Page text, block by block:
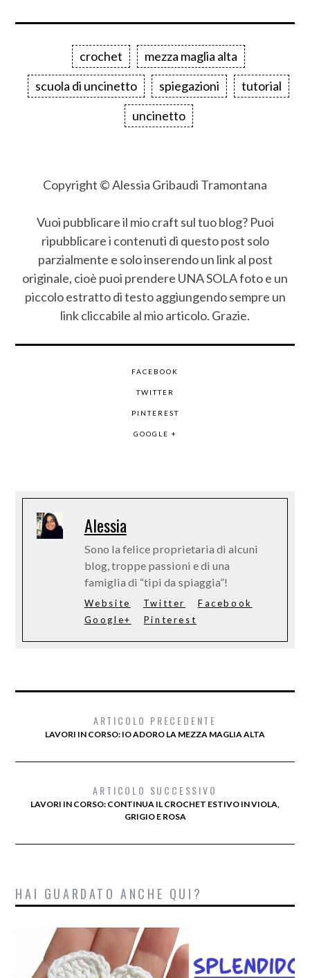
crochet
mezza maglia alta
scuola di uncinetto
spiegazioni
tutorial
uncinetto
Copyright © Alessia Gribaudi Tramontana
Vuoi pubblicare il mio craft sul tuo blog? Puoi
ripubblicare i contenuti di questo post solo
parzialmente e solo inserendo un link al post
originale, cioè puoi prendere UNA SOLA foto e un
piccolo estratto di testo aggiungendo sempre un
link cliccabile al mio articolo. Grazie.
FACEBOOK
TWITTER
PINTEREST
GOOGLE +
Alessia
Sono la felice proprietaria di alcuni
blog, troppe passioni e di una
famiglia di “tipi da spiaggia”!
Website Twitter
Facebook
Google+
Pinterest
ARTICOLO PRECEDENTE
LAVORI IN CORSO: IO ADORO LA MEZZA MAGLIA ALTA
ARTICOLO SUCCESSIVO
LAVORI IN CORSO: CONTINUA IL CROCHET ESTIVO IN VIOLA,
GRIGIO E ROSA
HAI GUARDATO ANCHE QUI?